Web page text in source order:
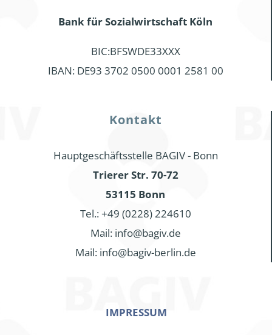
Bank für Sozialwirtschaft Köln
BIC:BFSWDE33XXX
IBAN: DE93 3702 0500 0001 2581 00
Kontakt
Hauptgeschäftsstelle BAGIV - Bonn
Trierer Str. 70-72
53115 Bonn
Tel.: +49 (0228) 224610
Mail: info@bagiv.de
Mail: info@bagiv-berlin.de
IMPRESSUM